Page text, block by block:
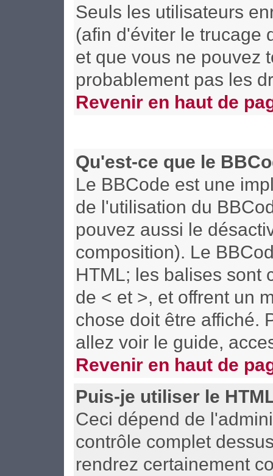
Seuls les utilisateurs
(afin d'éviter le trucage
et que vous ne pouvez
probablement pas les
Revenir en haut de
Qu'est-ce que le
Le BBCode est une
de l'utilisation du
pouvez aussi le
composition). Le
HTML; les balises sont
de < et >, et offrent un
chose doit être affiché.
allez voir le guide,
Revenir en haut de
Puis-je utiliser le
Ceci dépend de
contrôle complet
rendrez certainement